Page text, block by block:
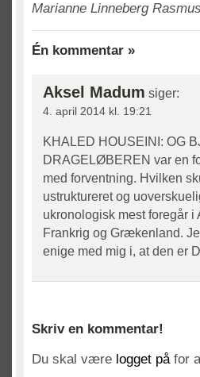
Marianne Linneberg
Én kommentar »
Aksel Madum siger:
4. april 2014 kl. 19:21
KHALED HOUSEINI: OG
DRAGELØBEREN var en
med forventning. Hvilken
ustruktureret og
ukronologisk mest foregår
Frankrig og Grækenland.
enige med mig i, at den er
Skriv en kommentar!
Du skal være logget påfor